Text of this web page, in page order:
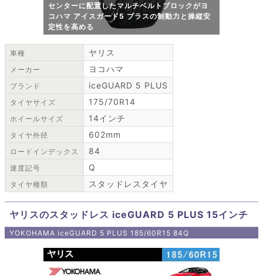
センターに配置したマルチベルトブロックがヨ
コハマ アイスガード5 プラスの制動力と操縦安
定性を高める
車種 ヤリス
メーカー ヨコハマ
ブランド iceGUARD 5 PLUS
タイヤサイズ 175/70R14
ホイールサイズ 14インチ
タイヤ外径 602mm
ロードインデックス 84
速度記号 Q
タイヤ種類 スタッドレスタイヤ
ヤリスのスタッドレス iceGUARD 5 PLUS 15インチ
YOKOHAMA iceGUARD 5 PLUS 185/60R15 84Q